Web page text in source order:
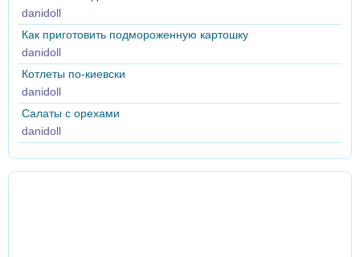
danidoll
Как приготовить подмороженную картошку
danidoll
Котлеты по-киевски
danidoll
Салаты с орехами
danidoll